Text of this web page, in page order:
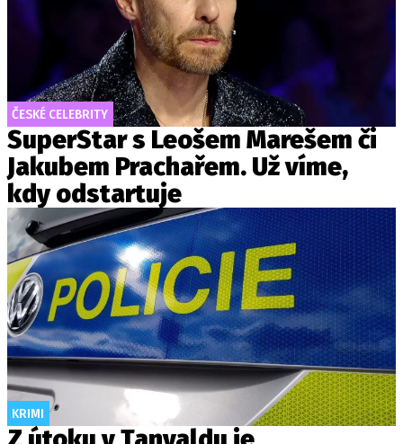
ČESKÉ CELEBRITY
SuperStar s Leošem Marešem či
Jakubem Prachařem. Už víme,
kdy odstartuje
KRIMI